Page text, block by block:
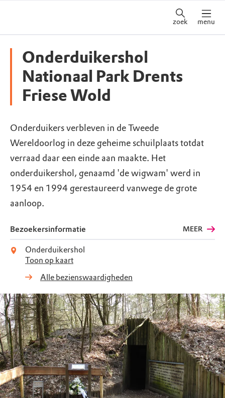
zoek menu
Onderduikershol
Nationaal Park Drents
Friese Wold
Onderduikers verbleven in de Tweede
Wereldoorlog in deze geheime schuilplaats totdat
verraad daar een einde aan maakte. Het
onderduikershol, genaamd 'de wigwam' werd in
1954 en 1994 gerestaureerd vanwege de grote
aanloop.
Bezoekersinformatie MEER
Onderduikershol
Toon op kaart
Alle bezienswaardigheden